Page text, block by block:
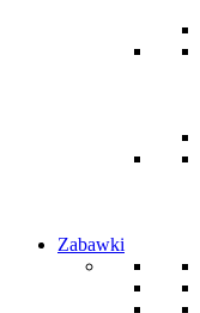
Zabawki